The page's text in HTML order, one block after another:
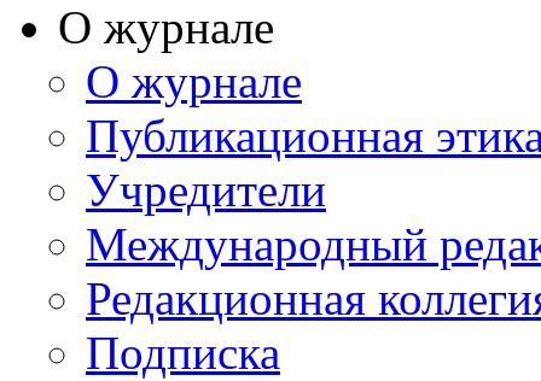
О журнале
О журнале
Публикационная
Учредители
Международный
Редакционная
Подписка